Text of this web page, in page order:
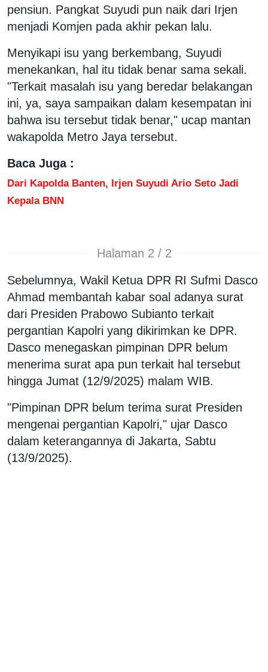
pensiun. Pangkat Suyudi pun naik dari Irjen
menjadi Komjen pada akhir pekan lalu.
Menyikapi isu yang berkembang, Suyudi
menekankan, hal itu tidak benar sama sekali.
"Terkait masalah isu yang beredar belakangan
ini, ya, saya sampaikan dalam kesempatan ini
bahwa isu tersebut tidak benar," ucap mantan
wakapolda Metro Jaya tersebut.
Baca Juga :
Dari Kapolda Banten, Irjen Suyudi Ario Seto Jadi
Kepala BNN
Halaman 2 / 2
Sebelumnya, Wakil Ketua DPR RI Sufmi Dasco
Ahmad membantah kabar soal adanya surat
dari Presiden Prabowo Subianto terkait
pergantian Kapolri yang dikirimkan ke DPR.
Dasco menegaskan pimpinan DPR belum
menerima surat apa pun terkait hal tersebut
hingga Jumat (12/9/2025) malam WIB.
"Pimpinan DPR belum terima surat Presiden
mengenai pergantian Kapolri," ujar Dasco
dalam keterangannya di Jakarta, Sabtu
(13/9/2025).